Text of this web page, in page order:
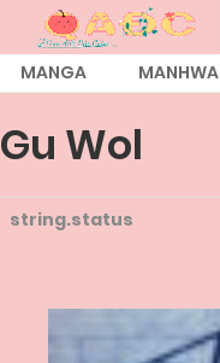
MANGA MANHWA
Gu Wol
string.status